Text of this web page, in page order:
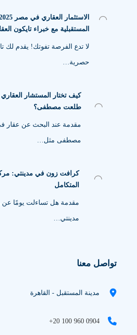
المستقبلية مع خبراء تايكون
لا تدع الفرصة تفوتك! يقدم لك
حصرية…
كيف تختار المستشار العقاري
طلعت مصطفى؟
مقدمة عند البحث عن عقار
مصطفى مثل…
كرافت زون في مدينتي:
المتكامل
مقدمة هل تساءلت يومًا
مدينتي…
تواصل معنا
مدينة المستقبل - القاهرة
+20 100 960 0904